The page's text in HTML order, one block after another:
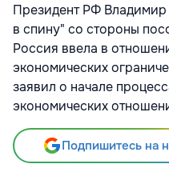
Президент РФ
в спину" со стороны
Россия ввела в
экономических
заявил о начале
экономических
Подпишитесь на